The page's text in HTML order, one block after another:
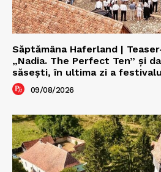
Săptămâna Haferland |
„Nadia. The Perfect Ten” şi
săseşti, în ultima zi a
09/08/2026